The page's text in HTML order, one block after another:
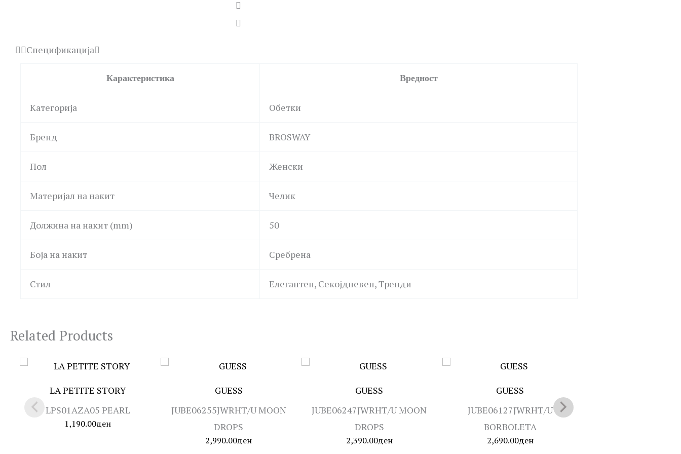
Спецификација
Карактеристика Вредност
Категорија Обетки
Бренд BROSWAY
Пол Женски
Материјал на накит Челик
Должина на накит (mm) 50
Боја на накит Сребрена
Стил Елегантен, Секојдневен, Тренди
Related Products
LA PETITE STORY
LPS01AZA05 PEARL
1,190.00ден
GUESS
JUBE06255JWRHT/U MOON
DROPS
2,990.00ден
GUESS
JUBE06247JWRHT/U MOON
DROPS
2,390.00ден
GUESS
JUBE06127JWRHT/U
BORBOLETA
2,690.00ден